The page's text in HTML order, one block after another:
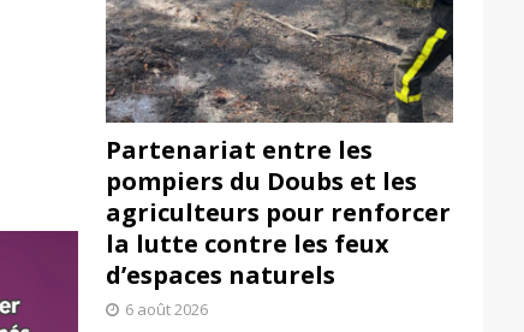
Partenariat entre les
pompiers du Doubs et les
agriculteurs pour renforcer
la lutte contre les feux
d’espaces naturels
6 août 2026